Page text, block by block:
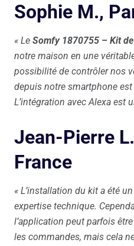
Sophie M.,
« Le Somfy 1870755 – Kit
notre maison en une
possibilité de contrôler nos
depuis notre smartphone
L’intégration avec Alexa est
Jean-Pierre
France
« L’installation du kit a été
expertise technique.
l’application peut parfois
les commandes, mais cela